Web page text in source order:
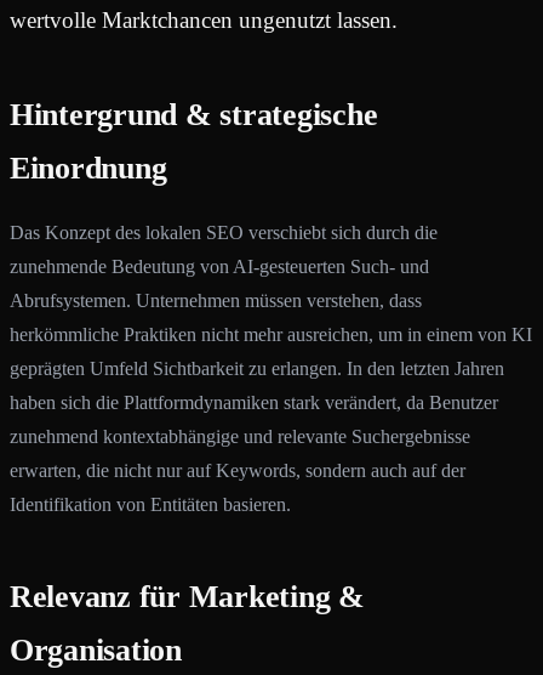
wertvolle Marktchancen ungenutzt lassen.
Hintergrund & strategische
Einordnung
Das Konzept des lokalen SEO verschiebt sich durch die
zunehmende Bedeutung von AI-gesteuerten Such- und
Abrufsystemen. Unternehmen müssen verstehen, dass
herkömmliche Praktiken nicht mehr ausreichen, um in einem von KI
geprägten Umfeld Sichtbarkeit zu erlangen. In den letzten Jahren
haben sich die Plattformdynamiken stark verändert, da Benutzer
zunehmend kontextabhängige und relevante Suchergebnisse
erwarten, die nicht nur auf Keywords, sondern auch auf der
Identifikation von Entitäten basieren.
Relevanz für Marketing &
Organisation